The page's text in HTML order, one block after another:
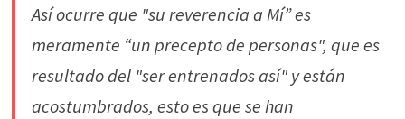
Así ocurre que "su reverencia a Mí” es
meramente “un precepto de personas", que es
resultado del "ser entrenados así" y están
acostumbrados, esto es que se han